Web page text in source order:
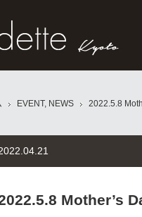
EVENT, NEWS 2022.5.8
Mother’s